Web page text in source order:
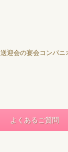
会の宴会コンパ
よくあるご質問